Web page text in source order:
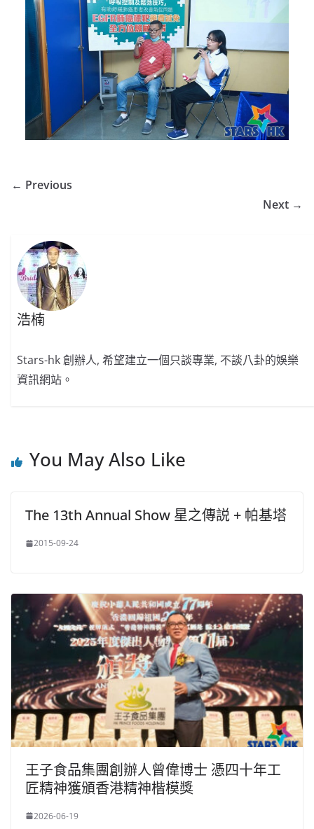
← Previous
Next →
浩楠
Stars-hk 創辦人, 希望建立一個只談專業, 不談八卦的娛樂
資訊網站。
You May Also Like
The 13th Annual Show 星之傳説 + 帕基塔
2015-09-24
王子食品集團創辦人曾偉博士 憑四十年工
匠精神獲頒香港精神楷模獎
2026-06-19